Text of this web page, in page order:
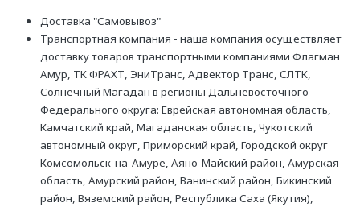
Доставка "Самовывоз"
Транспортная компания - наша компания осуществляет
доставку товаров транспортными компаниями Флагман
Амур, ТК ФРАХТ, ЭниТранс, Адвектор Транс, СЛТК,
Солнечный Магадан в регионы Дальневосточного
Федерального округа: Еврейская автономная область,
Камчатский край, Магаданская область, Чукотский
автономный округ, Приморский край, Городской округ
Комсомольск-на-Амуре, Аяно-Майский район, Амурская
область, Амурский район, Ванинский район, Бикинский
район, Вяземский район, Республика Саха (Якутия),